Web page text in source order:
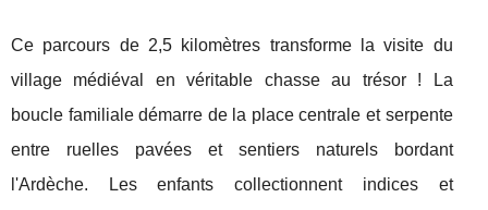
Ce parcours de 2,5 kilomètres transforme la visite du
village médiéval en véritable chasse au trésor ! La
boucle familiale démarre de la place centrale et serpente
entre ruelles pavées et sentiers naturels bordant
l'Ardèche. Les enfants collectionnent indices et